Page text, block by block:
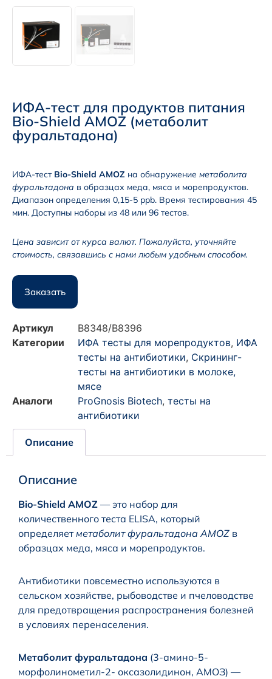
ИФА-тест для продуктов питания
Bio-Shield AMOZ (метаболит
фуральтадона)
ИФА-тест Bio-Shield AMOZ на обнаружение метаболита
фуральтадона в образцах меда, мяса и морепродуктов.
Диапазон определения 0,15-5 ppb. Время тестирования 45
мин. Доступны наборы из 48 или 96 тестов.
Цена зависит от курса валют. Пожалуйста, уточняйте
стоимость, связавшись с нами любым удобным способом.
Заказать
Артикул
B8348/B8396
Категории
ИФА тесты для морепродуктов, ИФА
тесты на антибиотики, Скрининг-
тесты на антибиотики в молоке,
мясе
Аналоги
ProGnosis Biotech, тесты на
антибиотики
Описание
Описание
Bio-Shield AMOZ — это набор для
количественного теста ELISA, который
определяетметаболит фуральтадона AMOZ в
образцах меда, мяса и морепродуктов.
Антибиотики повсеместно используются в
сельском хозяйстве, рыбоводстве и пчеловодстве
для предотвращения распространения болезней
в условиях перенаселения.
Метаболит фуральтадона (3-амино-5-
морфолинометил-2- оксазолидинон, АМОЗ) —